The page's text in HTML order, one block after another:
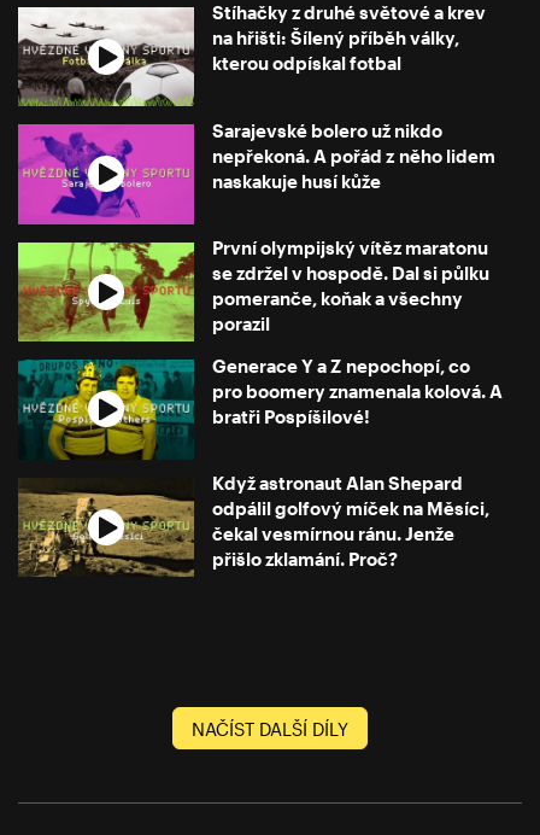
Stíhačky z druhé světové a krev
na hřišti: Šílený příběh války,
kterou odpískal fotbal
Sarajevské bolero už nikdo
nepřekoná. A pořád z něho lidem
naskakuje husí kůže
První olympijský vítěz maratonu
se zdržel v hospodě. Dal si půlku
pomeranče, koňak a všechny
porazil
Generace Y a Z nepochopí, co
pro boomery znamenala kolová. A
bratři Pospíšilové!
Když astronaut Alan Shepard
odpálil golfový míček na Měsíci,
čekal vesmírnou ránu. Jenže
přišlo zklamání. Proč?
NAČÍST DALŠÍ DÍLY